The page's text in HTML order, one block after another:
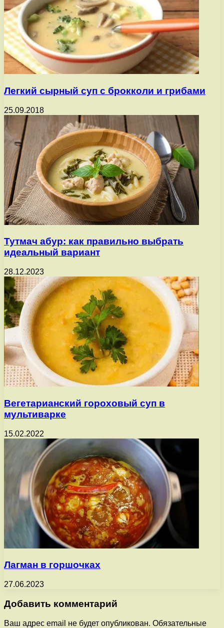
Легкий сырный суп с брокколи и грибами
25.09.2018
Тутмач абур: как правильно выбрать
идеальный вариант
28.12.2023
Вегетарианский гороховый суп в
мультиварке
15.02.2022
Лагман в горшочках
27.06.2023
Добавить комментарий
Ваш адрес email не будет опубликован. Обязательные